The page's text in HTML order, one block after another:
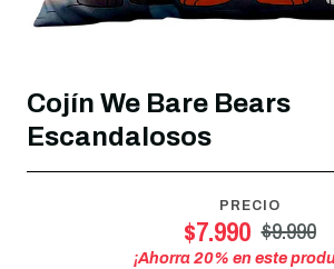
Cojín We Bare Bears
Escandalosos
PRECIO
$7.990 $9.990
¡Ahorra20% en este